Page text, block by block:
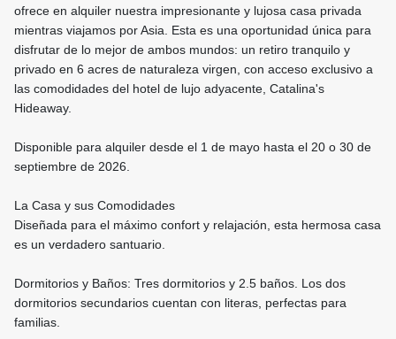
ofrece en alquiler nuestra impresionante y lujosa casa privada
mientras viajamos por Asia. Esta es una oportunidad única para
disfrutar de lo mejor de ambos mundos: un retiro tranquilo y
privado en 6 acres de naturaleza virgen, con acceso exclusivo a
las comodidades del hotel de lujo adyacente, Catalina's
Hideaway.
Disponible para alquiler desde el 1 de mayo hasta el 20 o 30 de
septiembre de 2026.
La Casa y sus Comodidades
Diseñada para el máximo confort y relajación, esta hermosa casa
es un verdadero santuario.
Dormitorios y Baños: Tres dormitorios y 2.5 baños. Los dos
dormitorios secundarios cuentan con literas, perfectas para
familias.